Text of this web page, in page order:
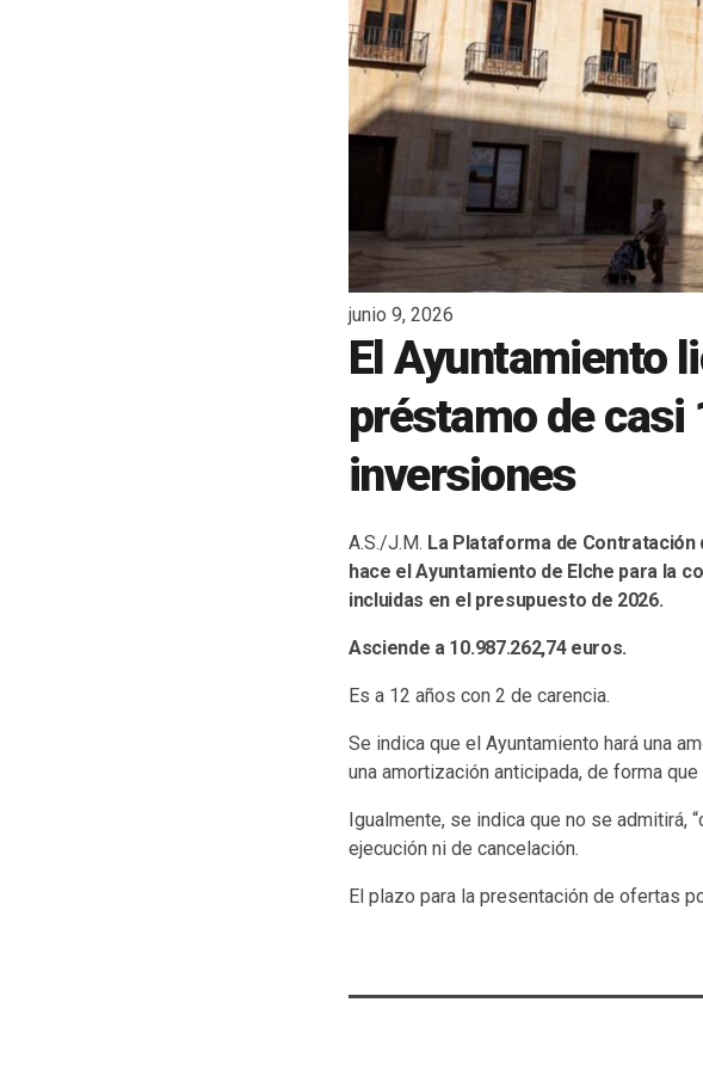
junio 9, 2026
El Ayuntamiento
préstamo de
inversiones
A.S./J.M. La Plataforma de
hace el Ayuntamiento de Elche para la
incluidas en el presupuesto de 2026.
Asciende a 10.987.262,74 euros.
Es a 12 años con 2 de carencia.
Se indica que el Ayuntamiento hará una
una amortización anticipada, de forma
Igualmente, se indica que no se admitirá,
ejecución ni de cancelación.
El plazo para la presentación de ofertas